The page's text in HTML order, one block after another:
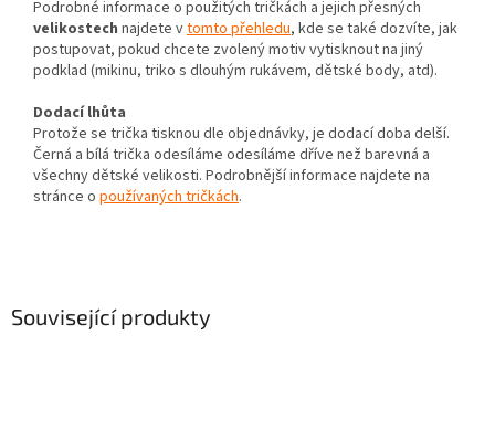
Podrobné informace o použitých tričkách a jejich přesných
velikostech najdete vtomto přehledu, kde se také dozvíte, jak
postupovat, pokud chcete zvolený motiv vytisknout na jiný
podklad (mikinu, triko s dlouhým rukávem, dětské body, atd).
Dodací lhůta
Protože se trička tisknou dle objednávky, je dodací doba delší.
Černá a bílá trička odesíláme odesíláme dříve než barevná a
všechny dětské velikosti. Podrobnější informace najdete na
stránce o používaných tričkách.
Související produkty